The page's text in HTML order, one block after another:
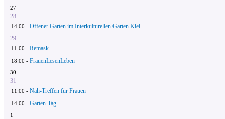
27
28
14:00 - Offener Garten im Interkulturellen Garten Kiel
29
11:00 - Remask
18:00 - FrauenLesenLeben
30
31
11:00 - Näh-Treffen für Frauen
14:00 - Garten-Tag
1